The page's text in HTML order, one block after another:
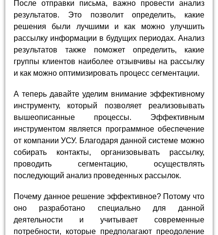
После отправки письма, важно провести анализ
результатов. Это позволит определить, какие
решения были лучшими и как можно улучшить
рассылку информации в будущих периодах. Анализ
результатов также поможет определить, какие
группы клиентов наиболее отзывчивы на рассылку
и как можно оптимизировать процесс сегментации.
А теперь давайте уделим внимание эффективному
инструменту, который позволяет реализовывать
вышеописанные процессы. Эффективным
инструментом является программное обеспечение
от компании УСУ. Благодаря данной системе можно
собирать контакты, организовывать рассылку,
проводить сегментацию, осуществлять
последующий анализ проведенных рассылок.
Почему данное решение эффективное? Потому что
оно разработано специально для данной
деятельности и учитывает современные
потребности, которые предполагают преодоление